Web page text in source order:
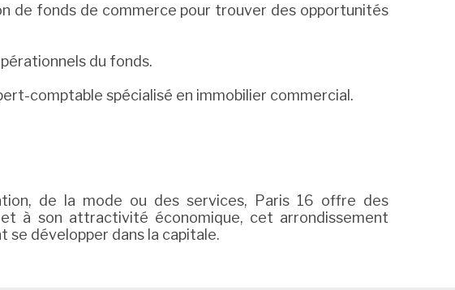
de fonds de commerce pour trouver des opportunités
du fonds.
comptable spécialisé en immobilier commercial.
de la mode ou des services, Paris 16 offre des
à son attractivité économique, cet arrondissement
développer dans la capitale.